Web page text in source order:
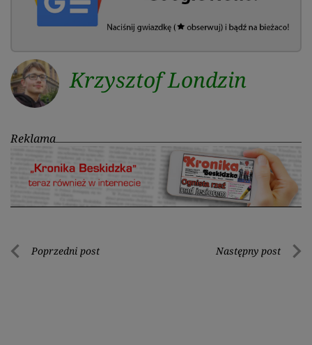
Krzysztof Londzin
Reklama
Nawigacja
Poprzedni post Następny post